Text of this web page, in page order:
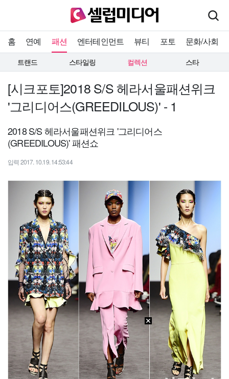
홈 연예 패션 엔터테인먼트 뷰티 포토 문화/사회
트랜드 스타일링 컬렉션 스타
[시크포토]2018 S/S 헤라서울패션위크
'그리디어스(GREEDILOUS)' - 1
2018 S/S 헤라서울패션위크 '그리디어스
(GREEDILOUS)' 패션쇼
입력 2017. 10.19. 14:53:44